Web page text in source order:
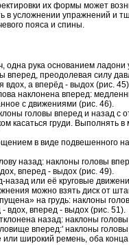
их формы может
усложнении упражнений и
пояса и спины.
рука основанием ладони
вперед, преодолевая силу
вдох, а вперёд - выдох (рис.
наклонена вперед:
с движениями (рис. 46).
головы вперед и назад с
касаться груди. Выполнять
в виде подвешенного
назад: наклоны головы
вперед - выдох (рис. 49).
назад или её круговые
можно взять диск от
на грудь: наклоны
вдох, вперед - выдох (рис. 51).
назад: наклоны
вперед:' наклоны
широкий ремень, оба